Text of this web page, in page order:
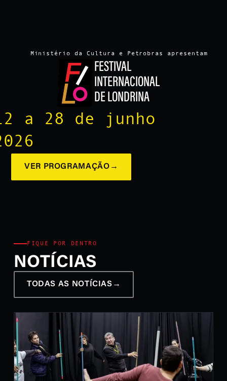
Ministério da Cultura e Petrobras apresentam
FESTIVAL
INTERNACIONAL
DE LONDRINA
a 28 de junho
VER PROGRAMAÇÃO →
FIQUE POR DENTRO
NOTÍCIAS
TODAS AS NOTÍCIAS →